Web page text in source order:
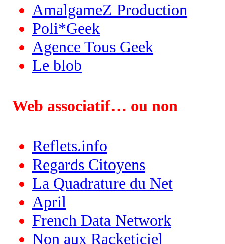
AmalgameZ Production
Poli*Geek
Agence Tous Geek
Le blob
Web associatif… ou non
Reflets.info
Regards Citoyens
La Quadrature du Net
April
French Data Network
Non aux Racketiciel